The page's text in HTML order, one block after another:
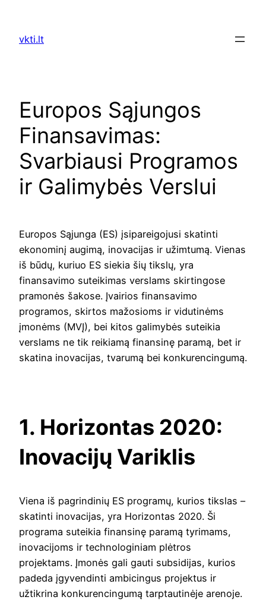
content
vkti.lt
Europos Sąjungos
Finansavimas:
Svarbiausi Programos
ir Galimybės Verslui
Europos Sąjunga (ES) įsipareigojusi skatinti
ekonominį augimą, inovacijas ir užimtumą. Vienas
iš būdų, kuriuo ES siekia šių tikslų, yra
finansavimo suteikimas verslams skirtingose
pramonės šakose. Įvairios finansavimo
programos, skirtos mažosioms ir vidutinėms
įmonėms (MVĮ), bei kitos galimybės suteikia
verslams ne tik reikiamą finansinę paramą, bet ir
skatina inovacijas, tvarumą bei konkurencingumą.
1. Horizontas 2020:
Inovacijų Variklis
Viena iš pagrindinių ES programų, kurios tikslas –
skatinti inovacijas, yra Horizontas 2020. Ši
programa suteikia finansinę paramą tyrimams,
inovacijoms ir technologiniam plėtros
projektams. Įmonės gali gauti subsidijas, kurios
padeda įgyvendinti ambicingus projektus ir
užtikrina konkurencingumą tarptautinėje arenoje.